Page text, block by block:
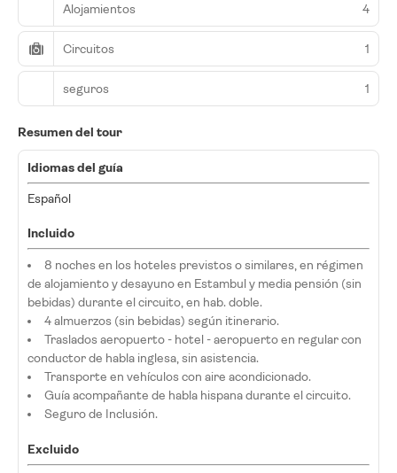
Alojamientos 4
Circuitos 1
seguros 1
Resumen del tour
Idiomas del guía
Español
Incluido
8 noches en los hoteles previstos o similares, en régimen
de alojamiento y desayuno en Estambul y media pensión (sin
bebidas) durante el circuito, en hab. doble.
4 almuerzos (sin bebidas) según itinerario.
Traslados aeropuerto - hotel - aeropuerto en regular con
conductor de habla inglesa, sin asistencia.
Transporte en vehículos con aire acondicionado.
Guía acompañante de habla hispana durante el circuito.
Seguro de Inclusión.
Excluido